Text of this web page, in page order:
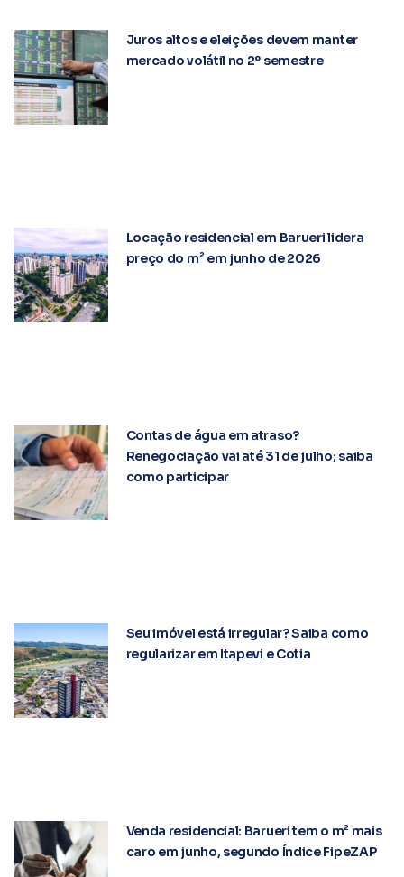
Juros altos e eleições devem manter
mercado volátil no 2º semestre
Locação residencial em Barueri lidera
preço do m² em junho de 2026
Contas de água em atraso?
Renegociação vai até 31 de julho; saiba
como participar
Seu imóvel está irregular? Saiba como
regularizar em Itapevi e Cotia
Venda residencial: Barueri tem o m² mais
caro em junho, segundo Índice FipeZAP